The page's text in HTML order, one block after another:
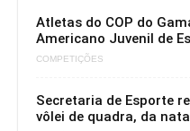
Atletas do COP do
Americano Juvenil de
COMPETIÇÕES
Secretaria de Esporte
vôlei de quadra, da